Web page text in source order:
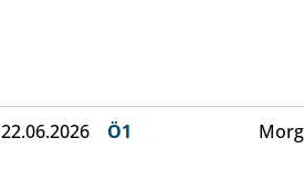
22.06.2026 Ö1